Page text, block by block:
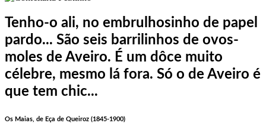
Tenho-o ali, no embrulhosinho de papel
pardo... São seis barrilinhos de ovos-
moles de Aveiro. É um dôce muito
célebre, mesmo lá fora. Só o de Aveiro é
que tem chic...
Os Maias, de Eça de Queiroz (1845-1900)